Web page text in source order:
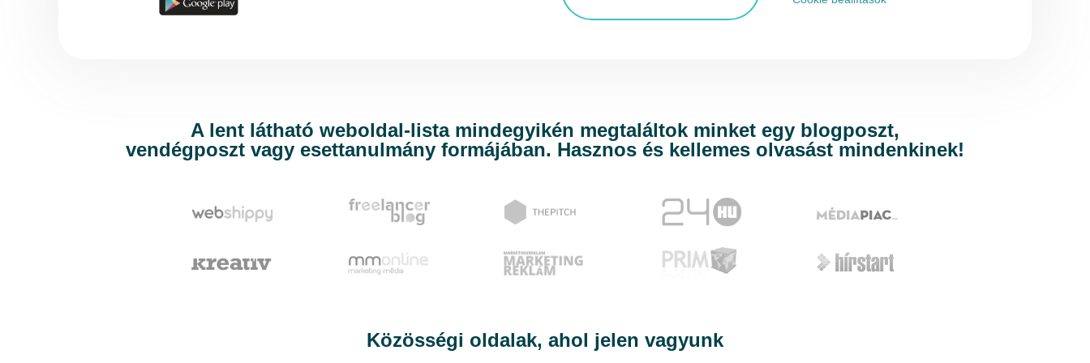
A lent látható weboldal-lista mindegyikén megtaláltok minket egy blogposzt,
vendégposzt vagy esettanulmány formájában. Hasznos és kellemes olvasást mindenkinek!
Közösségi oldalak, ahol jelen vagyunk